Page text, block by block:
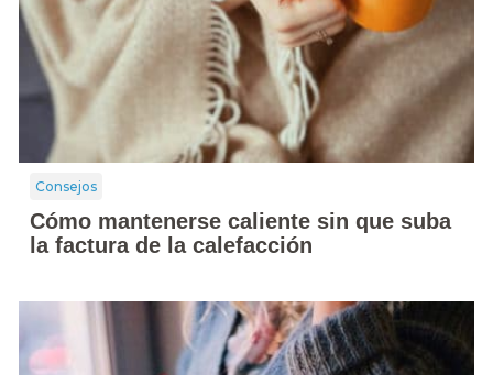
Consejos
Cómo mantenerse caliente sin que suba
la factura de la calefacción